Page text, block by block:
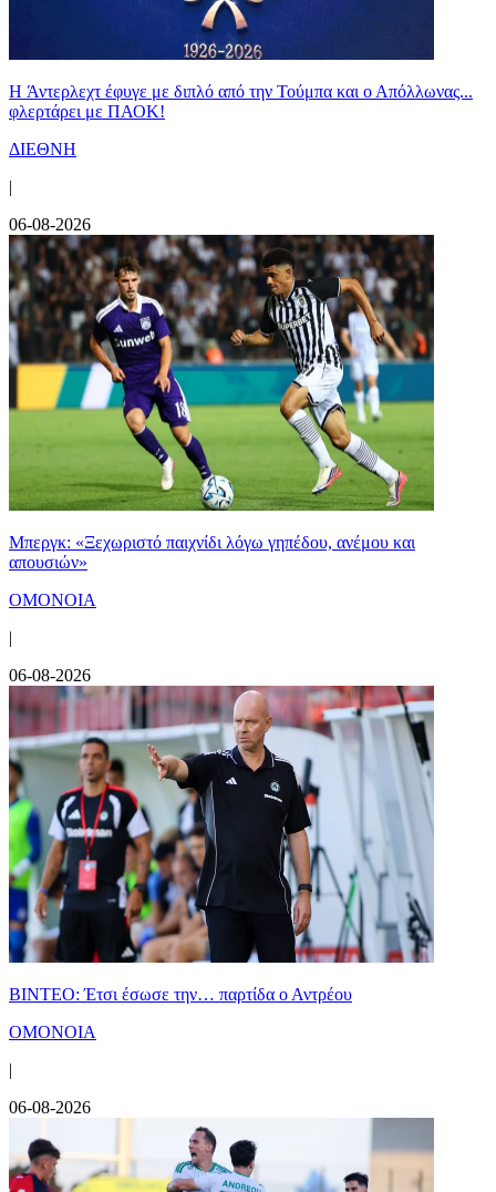
H Άντερλεχτ έφυγε με διπλό από την Τούμπα και ο Απόλλωνας...
φλερτάρει με ΠΑΟΚ!
ΔΙΕΘΝΗ
|
06-08-2026
Μπεργκ: «Ξεχωριστό παιχνίδι λόγω γηπέδου, ανέμου και
απουσιών»
ΟΜΟΝΟΙΑ
|
06-08-2026
ΒΙΝΤΕΟ: Έτσι έσωσε την… παρτίδα ο Αντρέου
ΟΜΟΝΟΙΑ
|
06-08-2026